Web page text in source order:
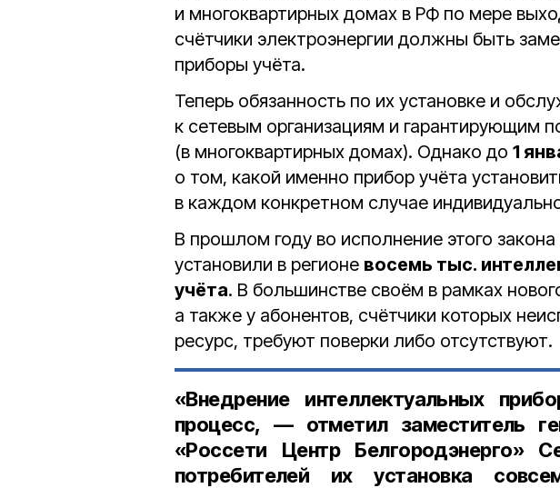
и многоквартирных домах в РФ по мере
счётчики электроэнергии должны быть
приборы учёта.
Теперь обязанность по их установке и
к сетевым организациям и гарантирующим
(в многоквартирных домах). Однако до 1
о том, какой именно прибор учёта
в каждом конкретном случае
В прошлом году во исполнение этого
установили в регионе восемь тыс.
учёта. В большинстве своём в рамках
а также у абонентов, счётчики которых
ресурс, требуют поверки либо отсутствуют.
«Внедрение интеллектуальных
процесс, — отметил заместитель
«Россети Центр Белгородэнерго»
потребителей их установка